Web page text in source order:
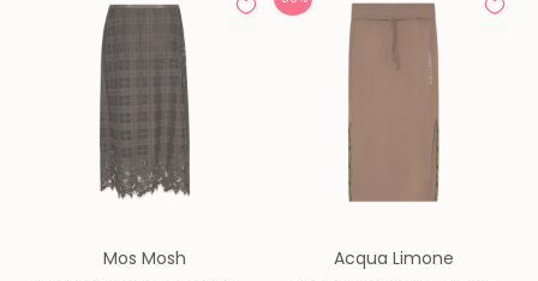
Mos Mosh
Acqua Limone